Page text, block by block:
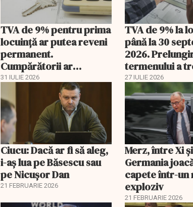
TVA de 9% pentru prima
locuință ar putea reveni
permanent.
Cumpărătorii ar
economisi zeci de mii de
31 IULIE 2026
TVA de 9% la
până la 30
2026.
termenului a
comisia din
27 IULIE 2026
Ciucu: Dacă ar fi să aleg,
i-aș lua pe Băsescu sau
pe Nicușor Dan
21 FEBRUARIE 2026
Merz, între Xi
Germania
capete într-un
exploziv
21 FEBRUARIE 2026